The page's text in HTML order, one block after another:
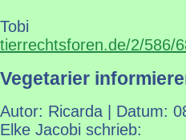
Tobi
tierrechtsforen.de/2/586/
Vegetarier
Autor: Ricarda | Datum:
Elke Jacobi schrieb: